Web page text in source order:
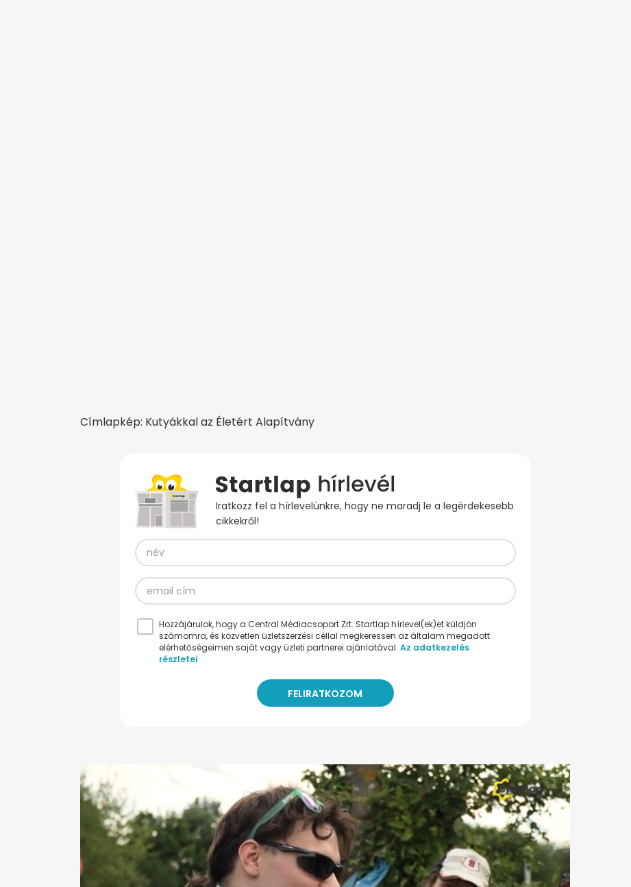
Címlapkép: Kutyákkal az Életért Alapítvány
Iratkozz fel a hírlevelünkre, hogy ne maradj le a legérdekesebb
cikkekről!
Hozzájárulok, hogy a Central Médiacsoport Zrt. Startlap hírlevel(ek)et küldjön
számomra, és közvetlen üzletszerzési céllal megkeressen az általam megadott
elérhetőségeimen saját vagy üzleti partnerei ajánlatával. Az adatkezelés
részletei